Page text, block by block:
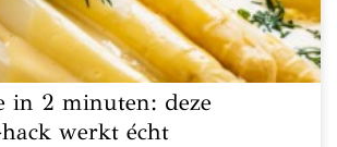
in 2 minuten: deze
werkt écht